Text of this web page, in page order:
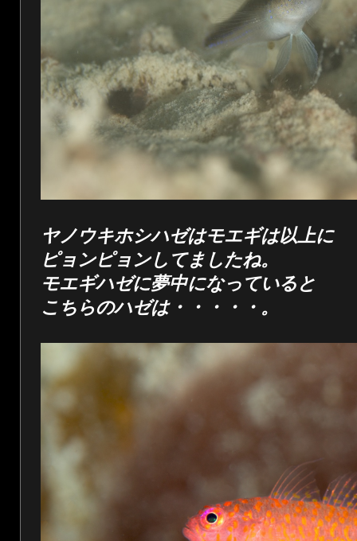
ヤノウキホシハゼはモエギは以上に
ピョンピョンしてましたね。
モエギハゼに夢中になっていると
こちらのハゼは・・・・・。